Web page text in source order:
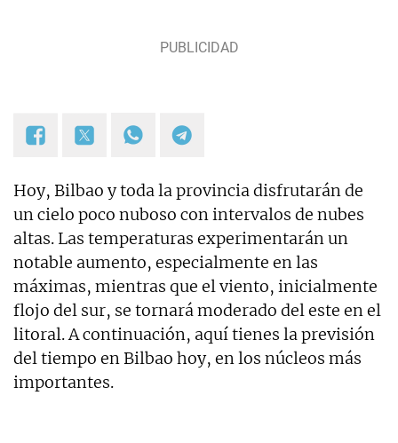
Hoy, Bilbao y toda la provincia disfrutarán de
un cielo poco nuboso con intervalos de nubes
altas. Las temperaturas experimentarán un
notable aumento, especialmente en las
máximas, mientras que el viento, inicialmente
flojo del sur, se tornará moderado del este en el
litoral. A continuación, aquí tienes la previsión
del tiempo en Bilbao hoy, en los núcleos más
importantes.